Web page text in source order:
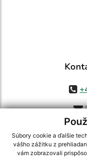
Súbory cookie a ďalšie
vášho zážitku z
vám zobrazovali
využite možnosť